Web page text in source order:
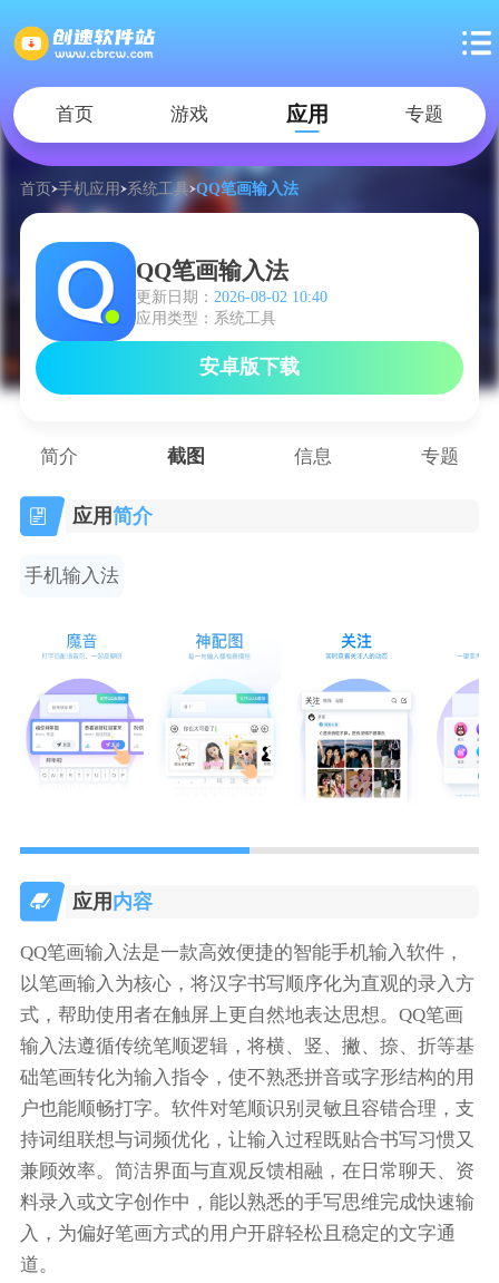
首页 游戏 应用 专题
首页 手机应用 系统工具 QQ笔画输入法
QQ笔画输入法
更新日期： 2026-08-02 10:40
应用类型：系统工具
安卓版下载
简介 截图 信息 专题
应用简介
手机输入法
应用 内容
QQ笔画输入法是一款高效便捷的智能手机输入软件，
以笔画输入为核心，将汉字书写顺序化为直观的录入方
式，帮助使用者在触屏上更自然地表达思想。QQ笔画
输入法遵循传统笔顺逻辑，将横、竖、撇、捺、折等基
础笔画转化为输入指令，使不熟悉拼音或字形结构的用
户也能顺畅打字。软件对笔顺识别灵敏且容错合理，支
持词组联想与词频优化，让输入过程既贴合书写习惯又
兼顾效率。简洁界面与直观反馈相融，在日常聊天、资
料录入或文字创作中，能以熟悉的手写思维完成快速输
入，为偏好笔画方式的用户开辟轻松且稳定的文字通
道。